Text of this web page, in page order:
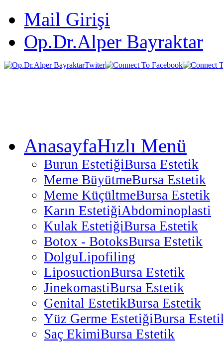
Mail Girişi
Op.Dr.Alper Bayraktar
AnasayfaHızlı Menü
Burun EstetiğiBursa Estetik
Meme BüyütmeBursa Estetik
Meme KüçültmeBursa Estetik
Karın EstetiğiAbdominoplasti
Kulak EstetiğiBursa Estetik
Botox - BotoksBursa Estetik
DolguLipofiling
LiposuctionBursa Estetik
JinekomastiBursa Estetik
Genital EstetikBursa Estetik
Yüz Germe EstetiğiBursa
Saç EkimiBursa Estetik